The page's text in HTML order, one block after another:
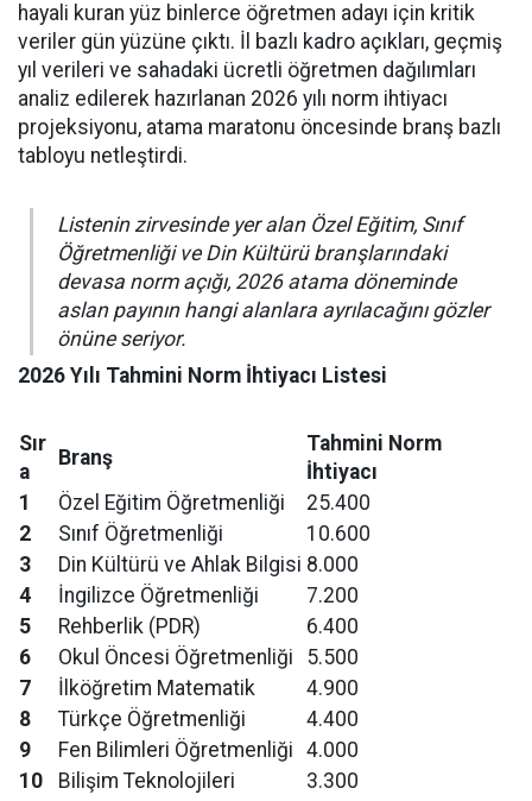
hayali kuran yüz binlerce öğretmen adayı için kritik
veriler gün yüzüne çıktı. İl bazlı kadro açıkları, geçmiş
yıl verileri ve sahadaki ücretli öğretmen dağılımları
analiz edilerek hazırlanan 2026 yılı norm ihtiyacı
projeksiyonu, atama maratonu öncesinde branş bazlı
tabloyu netleştirdi.
Listenin zirvesinde yer alan Özel Eğitim, Sınıf
Öğretmenliği ve Din Kültürü branşlarındaki
devasa norm açığı, 2026 atama döneminde
aslan payının hangi alanlara ayrılacağını gözler
önüne seriyor.
2026 Yılı Tahmini Norm İhtiyacı Listesi
Sır
a
Branş
Tahmini Norm
İhtiyacı
1
Özel Eğitim Öğretmenliği
25.400
2
Sınıf Öğretmenliği
10.600
3
Din Kültürü ve Ahlak Bilgisi 8.000
4
İngilizce Öğretmenliği
7.200
5
Rehberlik (PDR)
6.400
6
Okul Öncesi Öğretmenliği
5.500
7
İlköğretim Matematik
4.900
8
Türkçe Öğretmenliği
4.400
9
Fen Bilimleri Öğretmenliği 4.000
10
Bilişim Teknolojileri
3.300